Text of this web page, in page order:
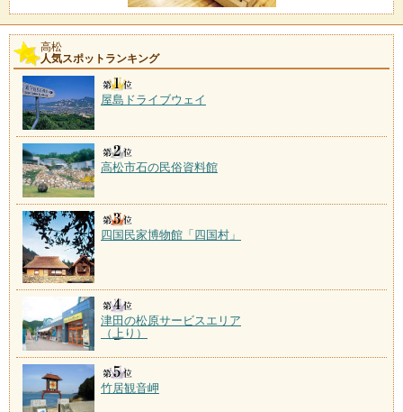
高松
人気スポットランキング
屋島ドライブウェイ
高松市石の民俗資料館
四国民家博物館「四国村」
津田の松原サービスエリア
（上り）
竹居観音岬